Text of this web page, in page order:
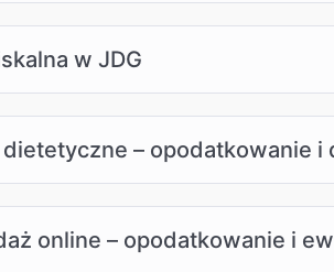
w JDG
dietetyczne – opodatkowanie
online – opodatkowanie i